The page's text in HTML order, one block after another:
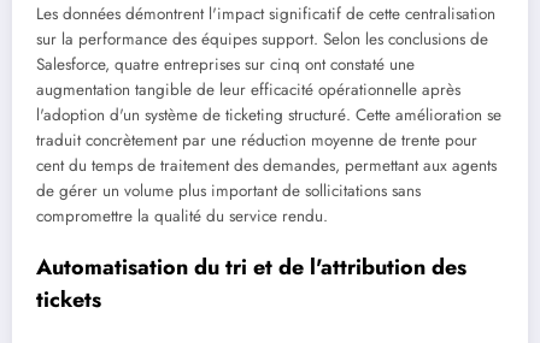
Les données démontrent l'impact significatif de cette centralisation
sur la performance des équipes support. Selon les conclusions de
Salesforce, quatre entreprises sur cinq ont constaté une
augmentation tangible de leur efficacité opérationnelle après
l'adoption d'un système de ticketing structuré. Cette amélioration se
traduit concrètement par une réduction moyenne de trente pour
cent du temps de traitement des demandes, permettant aux agents
de gérer un volume plus important de sollicitations sans
compromettre la qualité du service rendu.
Automatisation du tri et de l'attribution des
tickets